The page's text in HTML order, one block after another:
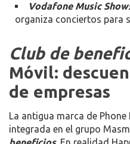
VodafoneMusic
organiza conciertos para
Club de
Móvil:
de empresas
La antigua marca de
integrada en el grupo